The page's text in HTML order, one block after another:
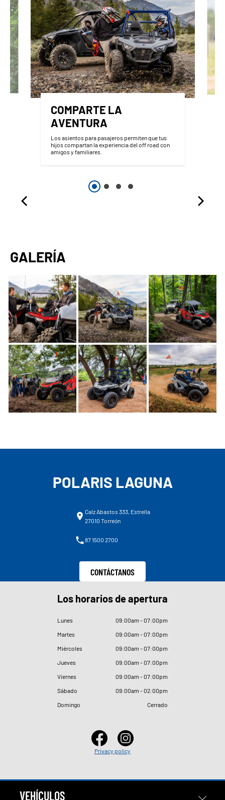
COMPARTE LA
AVENTURA
Los asientos para pasajeros permiten que tus
hijos compartan la experiencia del off road con
amigos y familiares.
GALERÍA
POLARIS LAGUNA
Calz Abastos 333, Estrella
27010 Torreón
87 1500 2700
CONTÁCTANOS
Los horarios de apertura
Lunes 09:00am - 07:00pm
Martes
09:00am - 07:00pm
Miércoles
09:00am - 07:00pm
Jueves
09:00am - 07:00pm
Viernes
09:00am - 07:00pm
Sábado
09:00am - 02:00pm
Domingo
Cerrado
Privacy policy
VEHÍCULOS